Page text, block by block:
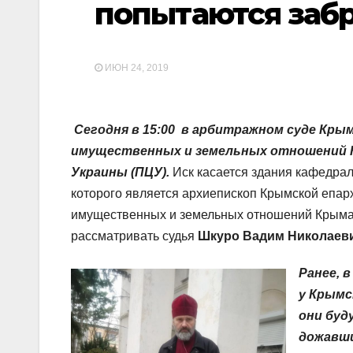
попытаются
ИЮН 24, 2019
Сегодня в 15:00 в арбитражном суде
имущественных и земельных отношений
Украины (ПЦУ). Иск касается здания
которого является архиепископ Крымской
имущественных и земельных отношений
рассматривать судья Шкуро Вадим
Ранее,
у
они